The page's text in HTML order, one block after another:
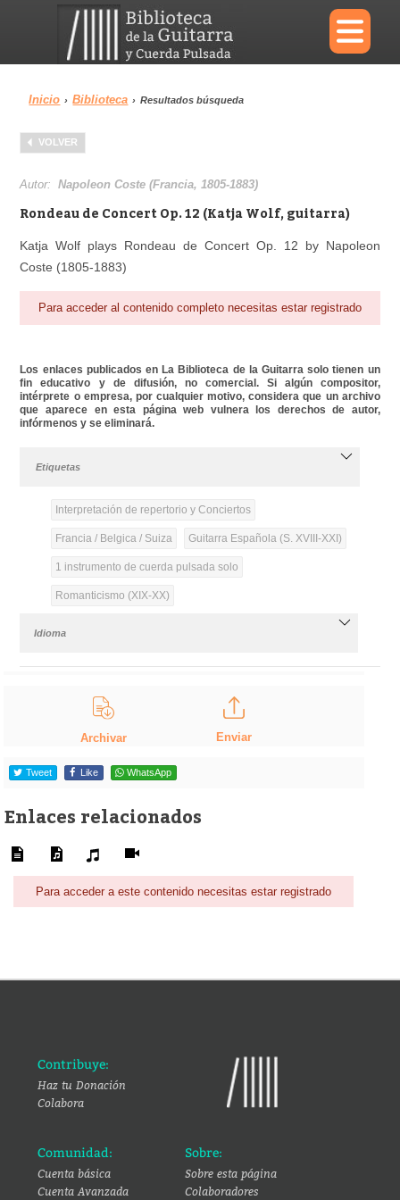
×
Menu
Biblioteca Diccionario
Área personal
Inicio › Biblioteca › Resultados búsqueda
VOLVER
Autor:Napoleon Coste (Francia, 1805-1883)
Rondeau de Concert Op. 12 (Katja Wolf, guitarra)
Katja Wolf plays Rondeau de Concert Op. 12 by Napoleon
Coste (1805-1883)
Para acceder al contenido completo necesitas estar registrado
Los enlaces publicados en La Biblioteca de la Guitarra solo tienen un
fin educativo y de difusión, no comercial. Si algún compositor,
intérprete o empresa, por cualquier motivo, considera que un archivo
que aparece en esta página web vulnera los derechos de autor,
infórmenos y se eliminará.
Etiquetas
Interpretación de repertorio y Conciertos
Francia / Belgica / Suiza Guitarra Española (S. XVIII-XXI)
1 instrumento de cuerda pulsada solo
Romanticismo (XIX-XX)
Idioma
Archivar Enviar
Tweet Like WhatsApp
Enlaces relacionados
Para acceder a este contenido necesitas estar registrado
Contribuye:
Haz tu Donación
Colabora
Comunidad:
Cuenta básica
Cuenta Avanzada
Sobre:
Sobre esta página
Colaboradores